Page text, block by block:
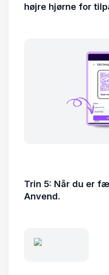
højre hjørne for
Trin 5: Når du er
Anvend.